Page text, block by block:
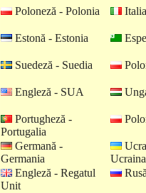
Poloneză - Polonia
Estonă - Estonia
Suedeză - Suedia
Engleză - SUA
Portugheză -
Portugalia
Germană -
Germania
Ucraina
Engleză - Regatul
Unit